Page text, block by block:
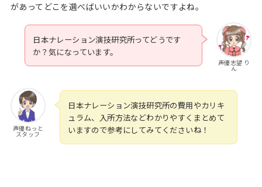
があってどこを選べばいいかわからないですよね。
声優志望 り
ん
日本ナレーション演技研究所ってどうです
か？気になっています。
声優ねっと
スタッフ
日本ナレーション演技研究所の費用やカリキ
ュラム、入所方法などわかりやすくまとめて
いますので参考にしてみてくださいね！